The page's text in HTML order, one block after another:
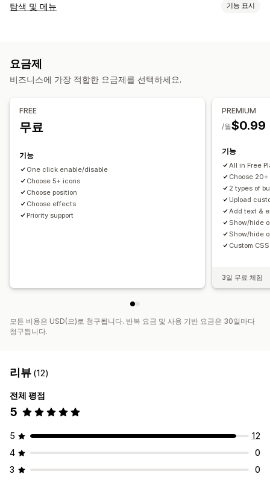
탐색 및 메뉴 기능 표시
검색
맞춤 설정
색상 및 글꼴
사용자 지정 CSS
요금제
비즈니스에 가장 적합한 요금제를 선택하세요.
FREE
무료
기능
One click enable/disable
Choose 5+ icons
Choose position
Choose effects
Priority support
PREMIUM
$0.99
/월
기능
All in Free
Choose
2 types of
Upload
Add text &
Show/hide
Show/hide
Custom CSS
3일 무료 체험
모든 비용은 USD(으)로 청구됩니다. 반복 요금 및 사용 기반 요금은 30일마다
청구됩니다.
리뷰 (12)
전체 평점
5
5
12
4
0
3
0